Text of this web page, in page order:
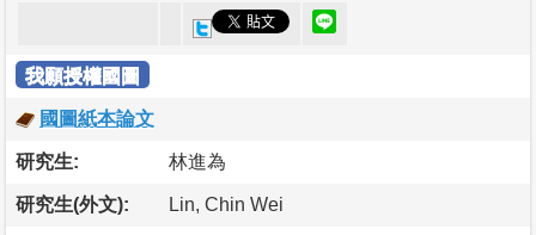
我願授權國圖
國圖紙本論文
研究生: 林進為
研究生(外文): Lin, Chin Wei